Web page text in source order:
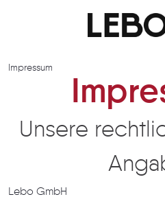
Imprint |
Impressum
Unsere
Lebo GmbH